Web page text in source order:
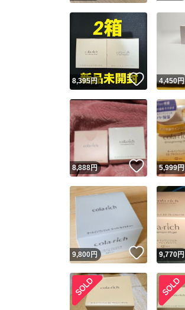
8,395円 いいね！
4,450円
8,888円 いいね！
5,999円
9,800円 いいね！
9,770円